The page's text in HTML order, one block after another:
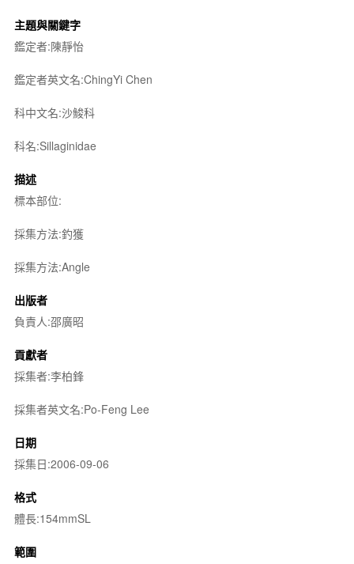
主題與關鍵字
鑑定者:陳靜怡
鑑定者英文名:ChingYi Chen
科中文名:沙鮻科
科名:Sillaginidae
描述
標本部位:
採集方法:釣獲
採集方法:Angle
出版者
負責人:邵廣昭
貢獻者
採集者:李柏鋒
採集者英文名:Po-Feng Lee
日期
採集日:2006-09-06
格式
體長:154mmSL
範圍